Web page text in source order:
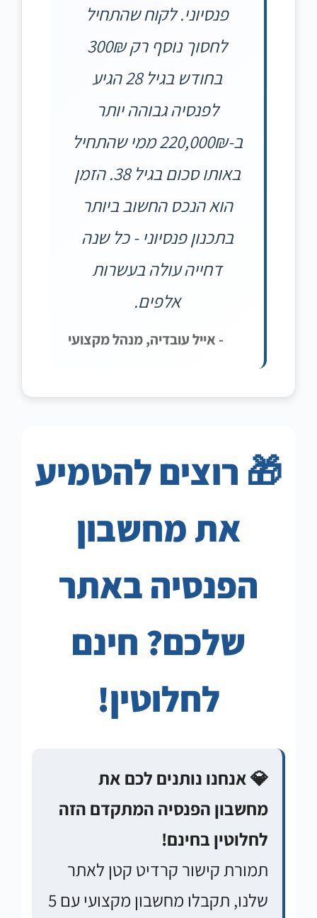
פנסיוני. לקוח שהתחיל
לחסוך נוסף רק 300₪
בחודש בגיל 28 הגיע
לפנסיה גבוהה יותר
ב-220,000₪ ממי שהתחיל
באותו סכום בגיל 38. הזמן
הוא הנכס החשוב ביותר
בתכנון פנסיוני - כל שנה
דחייה עולה בעשרות
אלפים.
- אייל עובדיה, מנהל מקצועי
🎁 רוצים להטמיע
את מחשבון
הפנסיה באתר
שלכם? חינם
לחלוטין!
💎 אנחנו נותנים לכם את
מחשבון הפנסיה המתקדם הזה
לחלוטין בחינם!
תמורת קישור קרדיט קטן לאתר
שלנו, תקבלו מחשבון מקצועי עם 5